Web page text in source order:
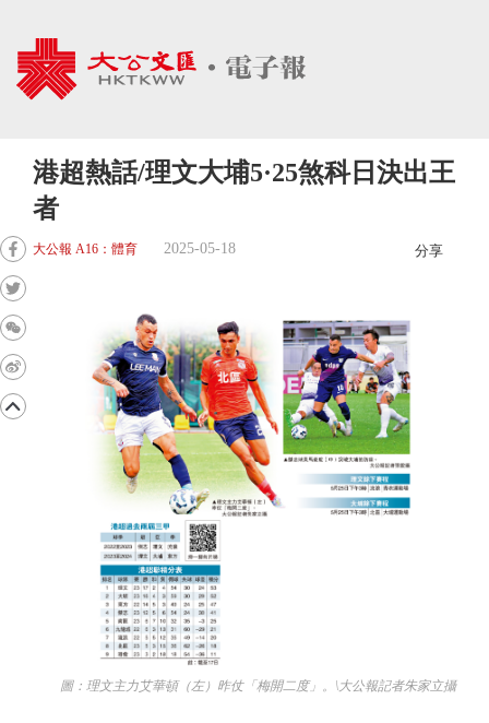
港超熱話/理文大埔5·25煞科日決出王
者
大公報 A16：體育 2025-05-18 分享
圖：理文主力艾華頓（左）昨仗「梅開二度」。\大公報記者朱家立攝